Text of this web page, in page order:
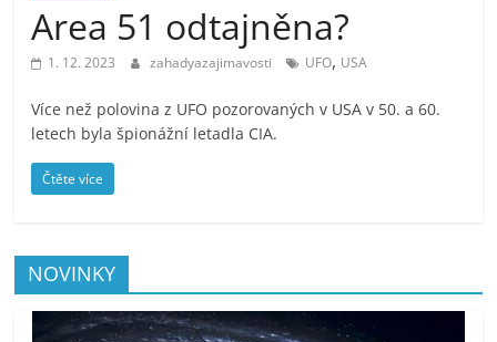
Area 51 odtajněna?
1. 12. 2023 zahadyazajimavosti UFO, USA
Více než polovina z UFO pozorovaných v USA v 50. a 60.
letech byla špionážní letadla CIA.
Čtěte více
NOVINKY